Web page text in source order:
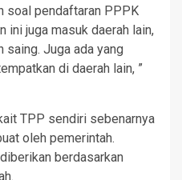
soal pendaftaran PPPK
ini juga masuk daerah lain,
saing. Juga ada yang
di daerah lain, ”
TPP sendiri sebenarnya
oleh pemerintah.
berdasarkan